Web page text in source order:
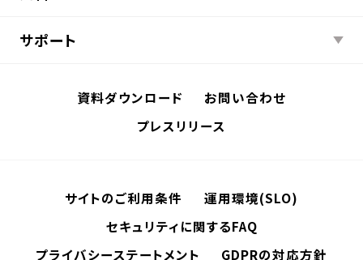
サポート
資料ダウンロード
お問い合わせ
プレスリリース
サイトのご利用条件
運用環境(SLO)
セキュリティに関するFAQ
プライバシーステートメント
GDPRの対応方針